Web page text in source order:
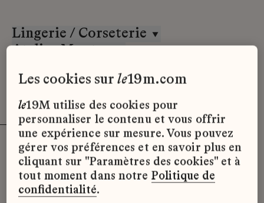
Lingerie / Corseterie
Atelier Montex
Désolé, il semble qu’il n’y ait pas
d’offres d’emploi disponibles pour le
moment.
les cookies surle19m.com
le19M utilise des cookies pour
personnaliser le contenu et vous offrir
une expérience sur mesure. Vous pouvez
gérer vos préférences et en savoir plus en
cliquant sur "Paramètres des cookies" et à
tout moment dans notre Politique de
confidentialité.